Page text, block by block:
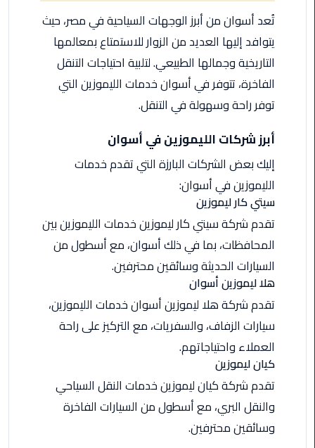
ليموزين
العرب
اسكندرية
ليموزين
العرب
الاسكندرية
ليموزين
القاهرة
العرب
ليموزين
مطار
العرب
تُعد أسوان من أبرز الوجهات السياحية في مصر، حيث
يتوافد إليها العديد من الزوار للاستمتاع بمعالمها
التاريخية وجمالها الطبيعي. لتلبية احتياجات التنقل
الفاخرة، تتوفر في أسوان خدمات الليموزين التي
توفر راحة وسهولة في التنقل.
أبرز شركات الليموزين في أسوان
إليك بعض الشركات البارزة التي تقدم خدمات
الليموزين في أسوان:
سيتي كار ليموزين
تقدم شركة سيتي كار ليموزين خدمات الليموزين بين
المحافظات، بما في ذلك أسوان، مع أسطول من
السيارات الحديثة وسائقين محترفين.
هلا ليموزين أسوان
تقدم شركة هلا ليموزين أسوان خدمات الليموزين،
سيارات الزفاف، والسفريات، مع التركيز على راحة
العملاء واحتياجاتهم.
كيان ليموزين
تقدم شركة كيان ليموزين خدمات النقل السياحي
والنقل البري، مع أسطول من السيارات الفاخرة
وسائقين محترفين.